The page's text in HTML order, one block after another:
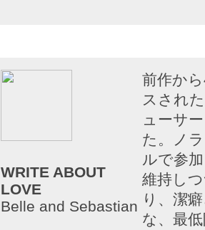
WRITE ABOUT
LOVE
Belle and Sebastian
前作か
スされ
ューサ
た。ノ
ルで参
維持し
り、潔
な、最